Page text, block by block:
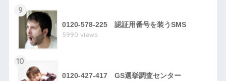
9
0120-578-225 認証用番号を装うSMS
5990 views
10
0120-427-417 GS選挙調査センター